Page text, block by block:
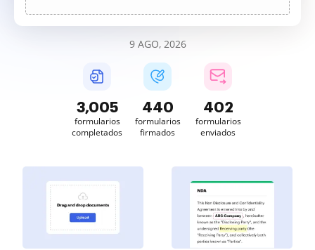
9 AGO, 2026
3,005
formularios
completados
440
formularios
firmados
402
formularios
enviados